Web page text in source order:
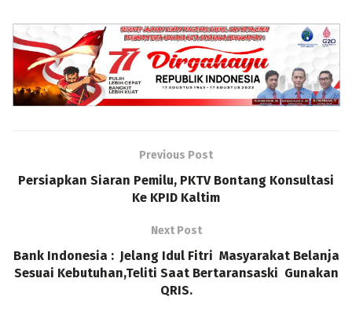
Previous Post
Persiapkan Siaran Pemilu, PKTV Bontang Konsultasi
Ke KPID Kaltim
Next Post
Bank Indonesia : Jelang Idul Fitri Masyarakat Belanja
Sesuai Kebutuhan,Teliti Saat Bertaransaski Gunakan
QRIS.